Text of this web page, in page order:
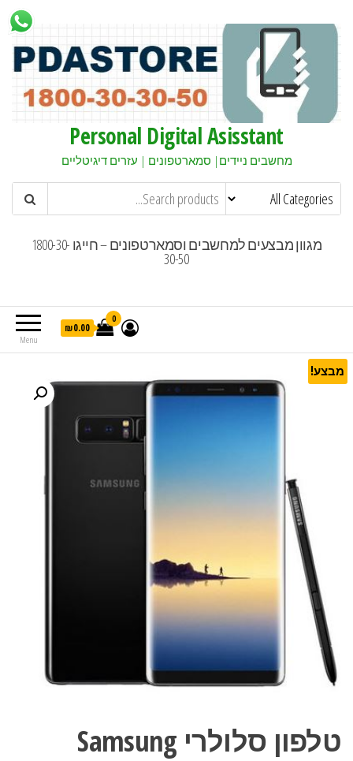
Personal Digital Asisstant
מחשבים ניידים| סמארטפונים | עזרים דיגיטליים
מגוון מבצעים למחשבים וסמארטפונים – חייגו 1800-30-
30-50
Menu
0
₪0.00
מבצע!
טלפון סלולרי Samsung